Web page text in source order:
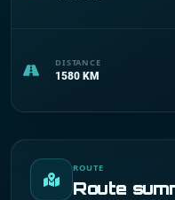
DISTANCE
1580 KM
ROUTE
Route